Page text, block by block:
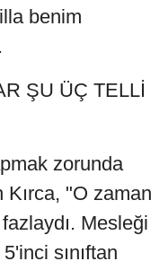
benim
ŞU ÜÇ TELLİ
zorunda
Kırca, "O zaman
Mesleği
sınıftan